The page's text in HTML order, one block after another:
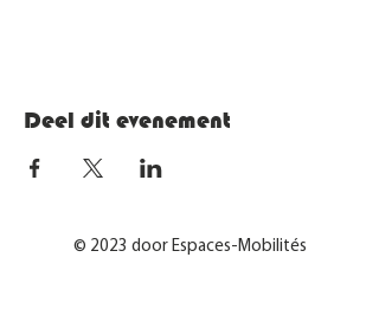
Deel dit evenement
© 2023 door Espaces-Mobilités